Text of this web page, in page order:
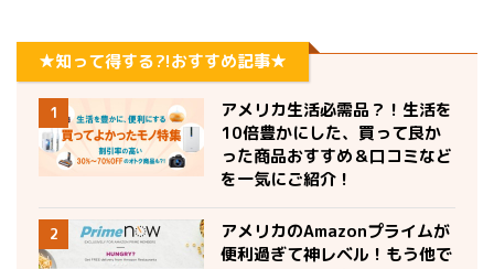
★知って得する?!おすすめ記事★
1
アメリカ生活必需品？！生活を
10倍豊かにした、買って良か
った商品おすすめ＆口コミなど
を一気にご紹介！
2
アメリカのAmazonプライムが
便利過ぎて神レベル！もう他で